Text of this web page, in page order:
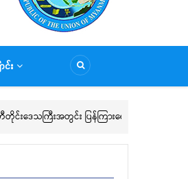
င်း
ား ကျောင်းသူများအား နိုင်ငံသားစိစစ်ရေးကတ်
ကြပ်ရေးနှင့် ပြည်သူ့အင်အားဝန်ကြီးဌာ
အိမ်ထောင်စုလူဦးရေစာရင်း ပြောင်းဝင်/
က်ပေးလျက်ရှိသည်။